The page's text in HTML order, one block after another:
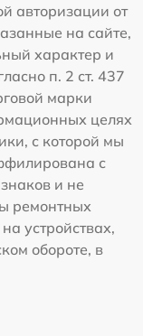
авторизации от
на сайте,
характер и
п. 2 ст. 437
марки
целях
с которой мы
с
и не
ремонтных
устройствах,
обороте, в